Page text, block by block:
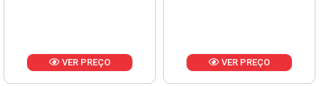
VER PREÇO VER PREÇO